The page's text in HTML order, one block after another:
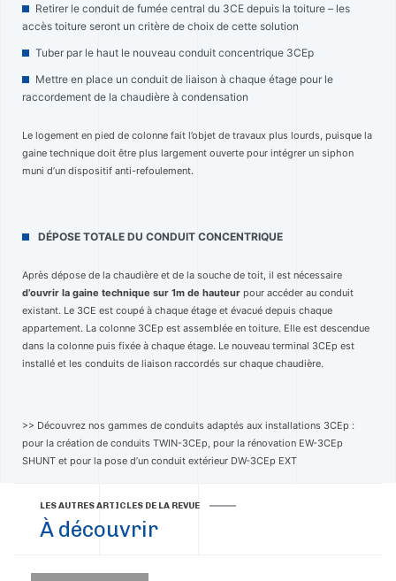
Retirer le conduit de fumée central du 3CE depuis la toiture – les
accès toiture seront un critère de choix de cette solution
Tuber par le haut le nouveau conduit concentrique 3CEp
Mettre en place un conduit de liaison à chaque étage pour le
raccordement de la chaudière à condensation
Le logement en pied de colonne fait l’objet de travaux plus lourds, puisque la
gaine technique doit être plus largement ouverte pour intégrer un siphon
muni d’un dispositif anti-refoulement.
DÉPOSE TOTALE DU CONDUIT CONCENTRIQUE
Après dépose de la chaudière et de la souche de toit, il est nécessaire
d’ouvrir la gaine technique sur 1m de hauteur pour accéder au conduit
existant. Le 3CE est coupé à chaque étage et évacué depuis chaque
appartement. La colonne 3CEp est assemblée en toiture. Elle est descendue
dans la colonne puis fixée à chaque étage. Le nouveau terminal 3CEp est
installé et les conduits de liaison raccordés sur chaque chaudière.
>> Découvrez nos gammes de conduits adaptés aux installations 3CEp :
pour la création de conduits TWIN-3CEp, pour la rénovation EW-3CEp
SHUNT et pour la pose d’un conduit extérieur DW-3CEp EXT
LES AUTRES ARTICLES DE LA REVUE
À découvrir